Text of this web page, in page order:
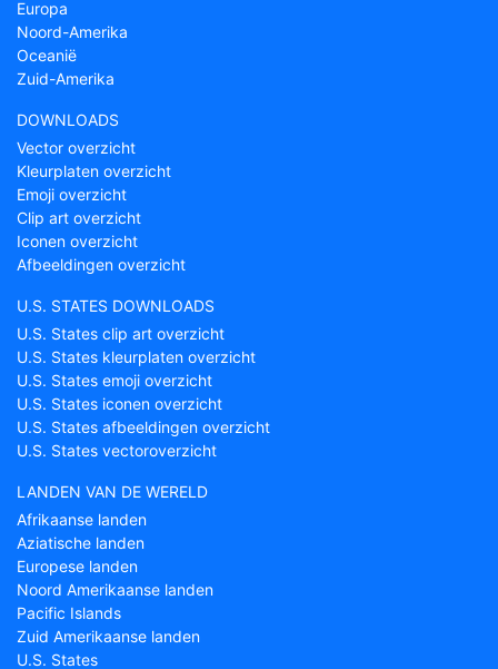
Europa
Noord-Amerika
Oceanië
Zuid-Amerika
DOWNLOADS
Vector overzicht
Kleurplaten overzicht
Emoji overzicht
Clip art overzicht
Iconen overzicht
Afbeeldingen overzicht
U.S. STATES DOWNLOADS
U.S. States clip art overzicht
U.S. States kleurplaten overzicht
U.S. States emoji overzicht
U.S. States iconen overzicht
U.S. States afbeeldingen overzicht
U.S. States vectoroverzicht
LANDEN VAN DE WERELD
Afrikaanse landen
Aziatische landen
Europese landen
Noord Amerikaanse landen
Pacific Islands
Zuid Amerikaanse landen
U.S. States